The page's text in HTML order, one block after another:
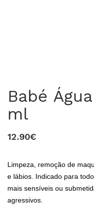
Babé
ml
12.90€
Limpeza, remoção de
e lábios. Indicado para
mais sensíveis ou
agressivos.